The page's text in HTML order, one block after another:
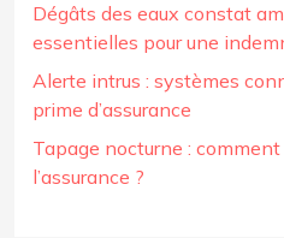
Dégâts des eaux constat
essentielles pour une
Alerte intrus : systèmes
prime d’assurance
Tapage nocturne :
l’assurance ?